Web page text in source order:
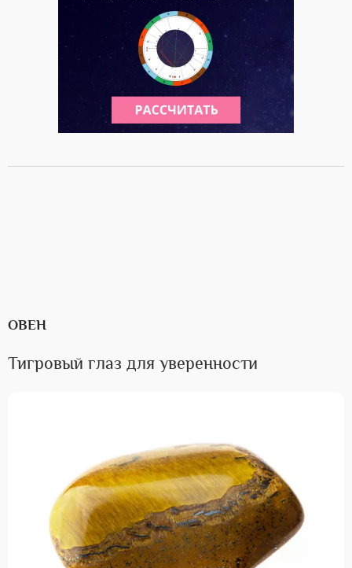
ОВЕН
Тигровый глаз для уверенности